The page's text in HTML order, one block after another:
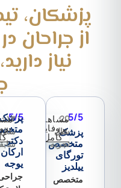
پزشکان،
از جراحان
نیاز
5/5
پزشک
متخصص
تورگای
ییلدیز
متخصص
20
سال
تجربه
مشاهده
پروفایل
کامل
5/5
پزشک
دکتر
ارکان
یوجه
۱۳
سال